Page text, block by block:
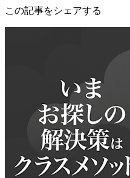
この記事をシェアする